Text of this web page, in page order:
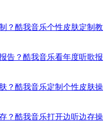
？酷我音乐个性皮肤定制教
告？酷我音乐看年度听歌报
？酷我音乐定制个性皮肤操
？酷我音乐打开边听边存操